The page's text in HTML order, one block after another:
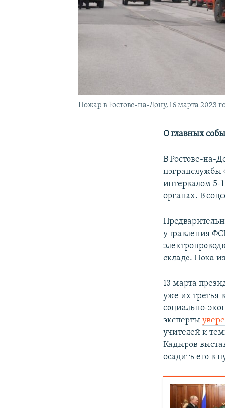
Пожар в Ростове-на-Дону, 16 марта 2023
О главных
В Ростове-на-
погранслужбы
интервалом 5-
органах. В
управления
складе. Пока
13 марта
уже их третья
социально-
эксперты
учителей и
Кадыров
осадить его в